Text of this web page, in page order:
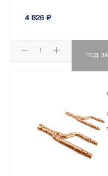
4 826₽
ПОД